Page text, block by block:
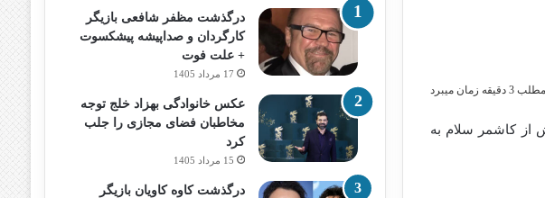
زمان میبرد
از کاشمر سلام به
درگذشت مظفر شافعی بازیگر
کارگردان و صداپیشه پیشکسوت
+ علت فوت
17 مرداد 1405
عکس خانوادگی بهزاد خلج توجه
مخاطبان فضای مجازی را جلب
کرد
15 مرداد 1405
درگذشت کاوه کاویان بازیگر